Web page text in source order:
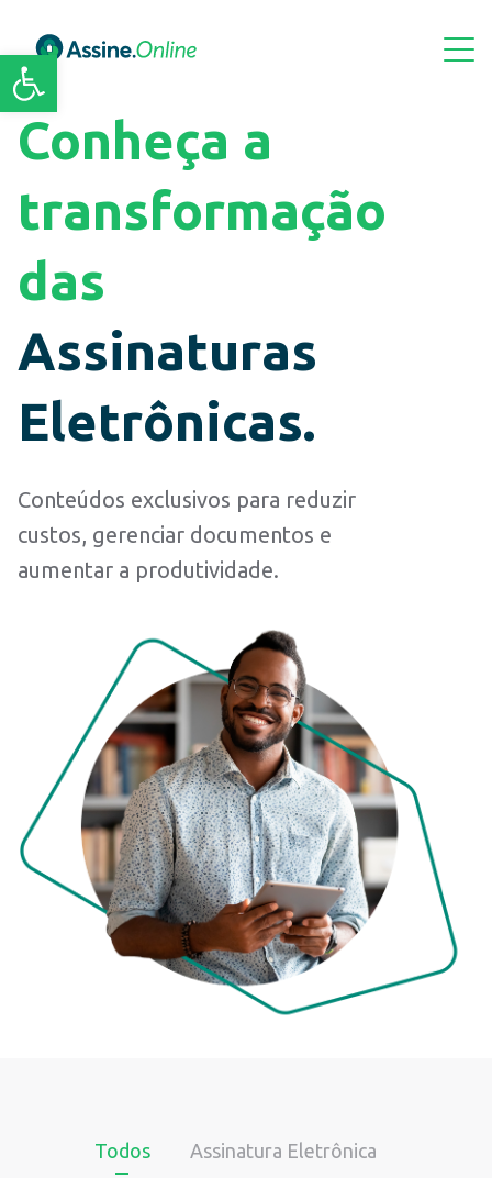
Barra de Ferramentas Aberta
Conheça a
transformação
das
Assinaturas
Eletrônicas.
Conteúdos exclusivos para reduzir
custos, gerenciar documentos e
aumentar a produtividade.
Todos Assinatura Eletrônica